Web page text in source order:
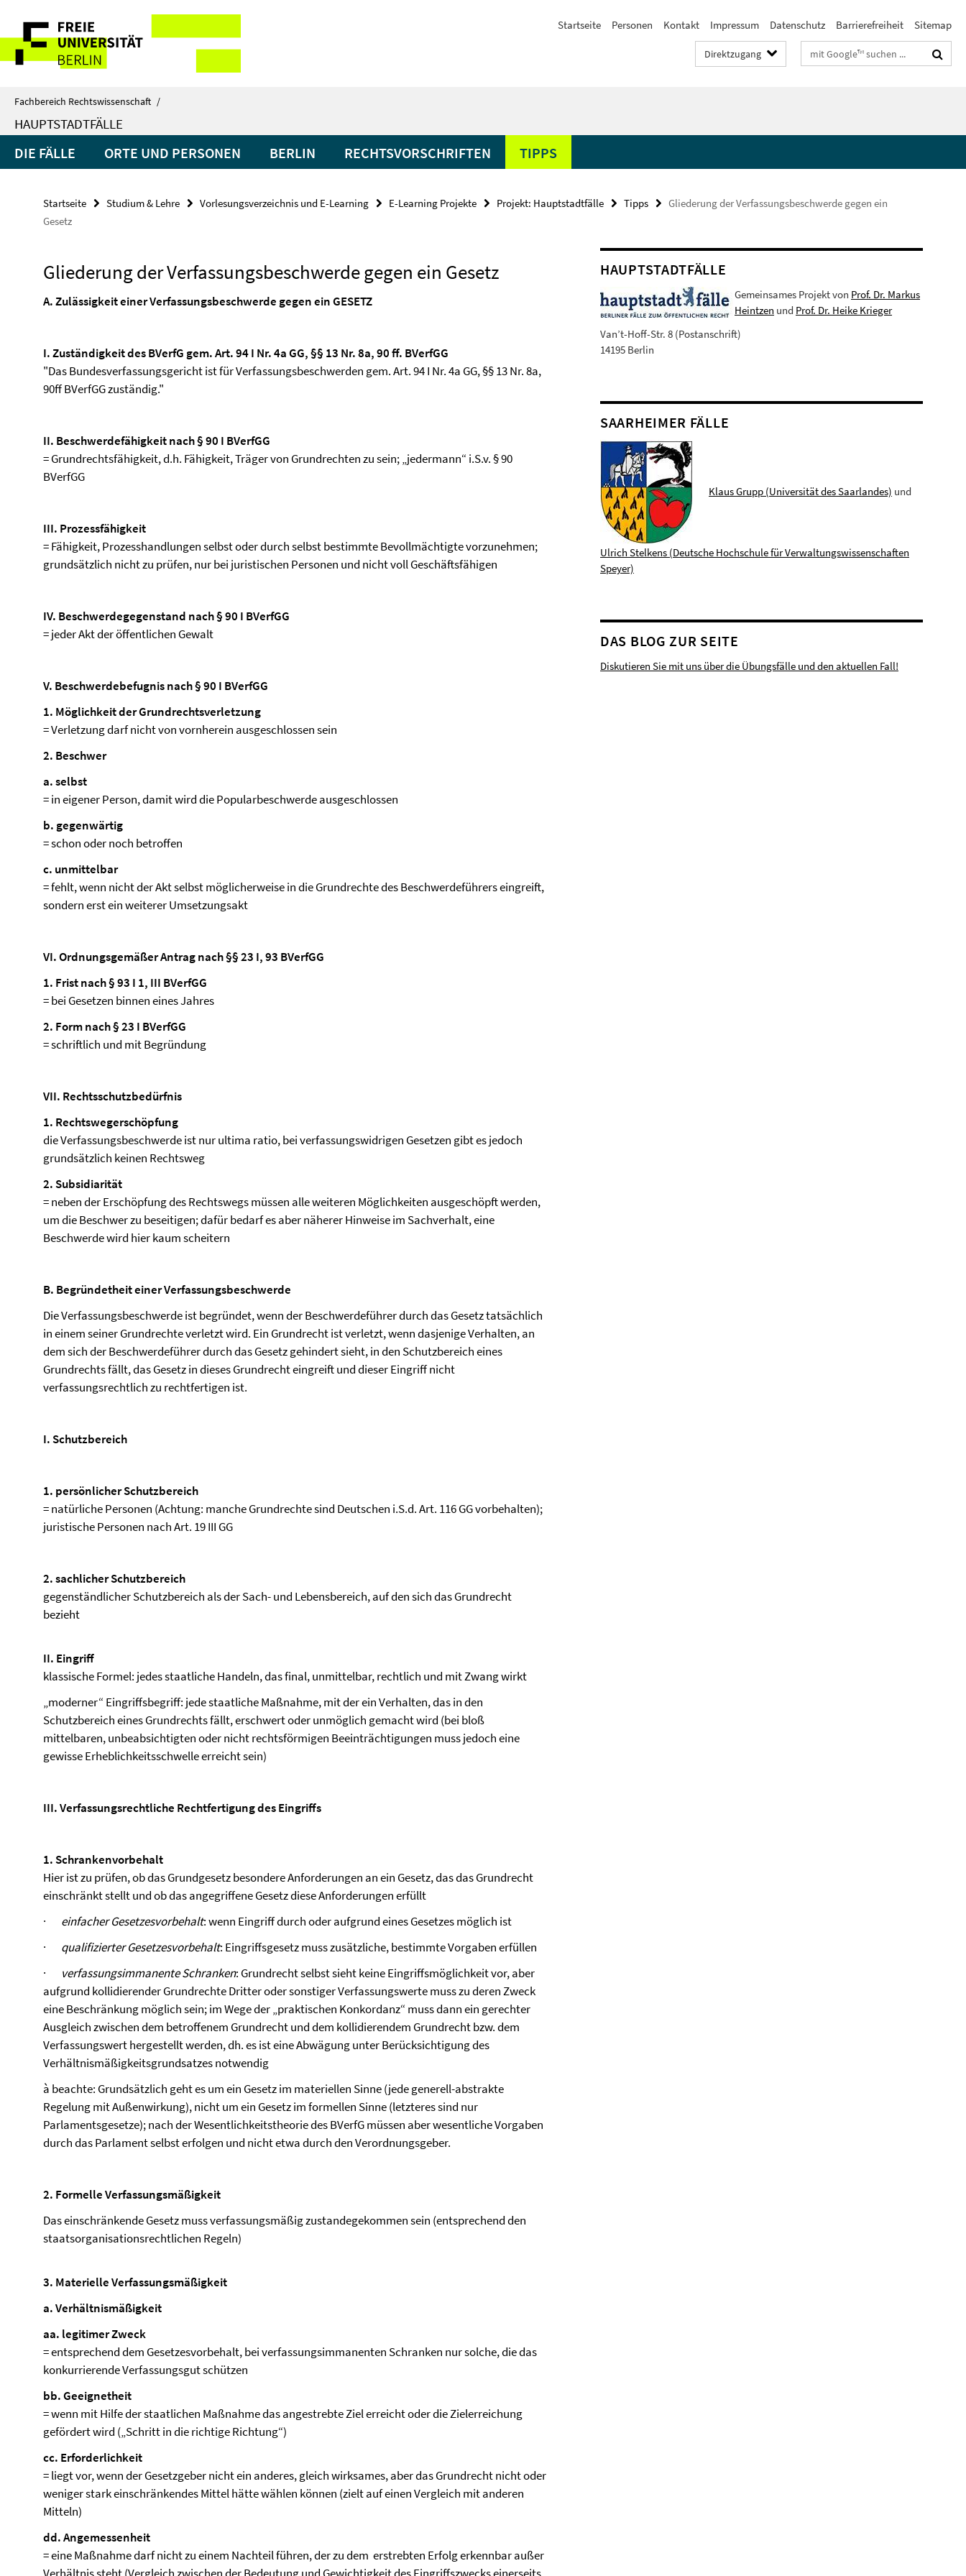
direkt
Inhalt
Service-
Navigation
Startseite Personen Kontakt Impressum Datenschutz Barrierefreiheit Sitemap
Direktzugang Suchbegriffe
Fachbereich Rechtswissenschaft /
HAUPTSTADTFÄLLE
DIE FÄLLE ORTE UND PERSONEN BERLIN RECHTSVORSCHRIFTEN TIPPS
Startseite Studium & Lehre Vorlesungsverzeichnis und E-Learning E-Learning Projekte Projekt: Hauptstadtfälle Tipps
Gliederung der Verfassungsbeschwerde gegen ein
Gesetz
Gliederung der Verfassungsbeschwerde gegen ein Gesetz
A. Zulässigkeit einer Verfassungsbeschwerde gegen ein GESETZ
I. Zuständigkeit des BVerfG gem. Art. 94 I Nr. 4a GG, §§ 13 Nr. 8a, 90 ff. BVerfGG
"Das Bundesverfassungsgericht ist für Verfassungsbeschwerden gem. Art. 94 I Nr. 4a GG, §§ 13 Nr. 8a,
90ff BVerfGG zuständig."
II. Beschwerdefähigkeit nach § 90 I BVerfGG
= Grundrechtsfähigkeit, d.h. Fähigkeit, Träger von Grundrechten zu sein; „jedermann“ i.S.v. § 90
BVerfGG
III. Prozessfähigkeit
= Fähigkeit, Prozesshandlungen selbst oder durch selbst bestimmte Bevollmächtigte vorzunehmen;
grundsätzlich nicht zu prüfen, nur bei juristischen Personen und nicht voll Geschäftsfähigen
IV. Beschwerdegegenstand nach § 90 I BVerfGG
= jeder Akt der öffentlichen Gewalt
V. Beschwerdebefugnis nach § 90 I BVerfGG
1. Möglichkeit der Grundrechtsverletzung
= Verletzung darf nicht von vornherein ausgeschlossen sein
2. Beschwer
a. selbst
= in eigener Person, damit wird die Popularbeschwerde ausgeschlossen
b. gegenwärtig
= schon oder noch betroffen
c. unmittelbar
= fehlt, wenn nicht der Akt selbst möglicherweise in die Grundrechte des Beschwerdeführers eingreift,
sondern erst ein weiterer Umsetzungsakt
VI. Ordnungsgemäßer Antrag nach §§ 23 I, 93 BVerfGG
1. Frist nach § 93 I 1, III BVerfGG
= bei Gesetzen binnen eines Jahres
2. Form nach § 23 I BVerfGG
= schriftlich und mit Begründung
VII. Rechtsschutzbedürfnis
1. Rechtswegerschöpfung
die Verfassungsbeschwerde ist nur ultima ratio, bei verfassungswidrigen Gesetzen gibt es jedoch
grundsätzlich keinen Rechtsweg
2. Subsidiarität
= neben der Erschöpfung des Rechtswegs müssen alle weiteren Möglichkeiten ausgeschöpft werden,
um die Beschwer zu beseitigen; dafür bedarf es aber näherer Hinweise im Sachverhalt, eine
Beschwerde wird hier kaum scheitern
B. Begründetheit einer Verfassungsbeschwerde
Die Verfassungsbeschwerde ist begründet, wenn der Beschwerdeführer durch das Gesetz tatsächlich
in einem seiner Grundrechte verletzt wird. Ein Grundrecht ist verletzt, wenn dasjenige Verhalten, an
dem sich der Beschwerdeführer durch das Gesetz gehindert sieht, in den Schutzbereich eines
Grundrechts fällt, das Gesetz in dieses Grundrecht eingreift und dieser Eingriff nicht
verfassungsrechtlich zu rechtfertigen ist.
I. Schutzbereich
1. persönlicher Schutzbereich
= natürliche Personen (Achtung: manche Grundrechte sind Deutschen i.S.d. Art. 116 GG vorbehalten);
juristische Personen nach Art. 19 III GG
2. sachlicher Schutzbereich
gegenständlicher Schutzbereich als der Sach- und Lebensbereich, auf den sich das Grundrecht
bezieht
II. Eingriff
klassische Formel: jedes staatliche Handeln, das final, unmittelbar, rechtlich und mit Zwang wirkt
„moderner“ Eingriffsbegriff: jede staatliche Maßnahme, mit der ein Verhalten, das in den
Schutzbereich eines Grundrechts fällt, erschwert oder unmöglich gemacht wird (bei bloß
mittelbaren, unbeabsichtigten oder nicht rechtsförmigen Beeinträchtigungen muss jedoch eine
gewisse Erheblichkeitsschwelle erreicht sein)
III. Verfassungsrechtliche Rechtfertigung des Eingriffs
1. Schrankenvorbehalt
Hier ist zu prüfen, ob das Grundgesetz besondere Anforderungen an ein Gesetz, das das Grundrecht
einschränkt stellt und ob das angegriffene Gesetz diese Anforderungen erfüllt
·
einfacher Gesetzesvorbehalt: wenn Eingriff durch oder aufgrund eines Gesetzes möglich ist
·
qualifizierter Gesetzesvorbehalt: Eingriffsgesetz muss zusätzliche, bestimmte Vorgaben erfüllen
·
verfassungsimmanente Schranken: Grundrecht selbst sieht keine Eingriffsmöglichkeit vor, aber
aufgrund kollidierender Grundrechte Dritter oder sonstiger Verfassungswerte muss zu deren Zweck
eine Beschränkung möglich sein; im Wege der „praktischen Konkordanz“ muss dann ein gerechter
Ausgleich zwischen dem betroffenem Grundrecht und dem kollidierendem Grundrecht bzw. dem
Verfassungswert hergestellt werden, dh. es ist eine Abwägung unter Berücksichtigung des
Verhältnismäßigkeitsgrundsatzes notwendig
à beachte: Grundsätzlich geht es um ein Gesetz im materiellen Sinne (jede generell-abstrakte
Regelung mit Außenwirkung), nicht um ein Gesetz im formellen Sinne (letzteres sind nur
Parlamentsgesetze); nach der Wesentlichkeitstheorie des BVerfG müssen aber wesentliche Vorgaben
durch das Parlament selbst erfolgen und nicht etwa durch den Verordnungsgeber.
2. Formelle Verfassungsmäßigkeit
Das einschränkende Gesetz muss verfassungsmäßig zustandegekommen sein (entsprechend den
staatsorganisationsrechtlichen Regeln)
3. Materielle Verfassungsmäßigkeit
a. Verhältnismäßigkeit
aa. legitimer Zweck
= entsprechend dem Gesetzesvorbehalt, bei verfassungsimmanenten Schranken nur solche, die das
konkurrierende Verfassungsgut schützen
bb. Geeignetheit
= wenn mit Hilfe der staatlichen Maßnahme das angestrebte Ziel erreicht oder die Zielerreichung
gefördert wird („Schritt in die richtige Richtung“)
cc. Erforderlichkeit
= liegt vor, wenn der Gesetzgeber nicht ein anderes, gleich wirksames, aber das Grundrecht nicht oder
weniger stark einschränkendes Mittel hätte wählen können (zielt auf einen Vergleich mit anderen
Mitteln)
dd. Angemessenheit
= eine Maßnahme darf nicht zu einem Nachteil führen, der zu dem erstrebten Erfolg erkennbar außer
HAUPTSTADTFÄLLE
Gemeinsames Projekt von Prof. Dr. Markus
Heintzen und Prof. Dr. Heike Krieger
Van’t-Hoff-Str. 8 (Postanschrift)
14195 Berlin
SAARHEIMER FÄLLE
Klaus Grupp (Universität des Saarlandes) und
Ulrich Stelkens (Deutsche Hochschule für Verwaltungswissenschaften
Speyer)
DAS BLOG ZUR SEITE
Diskutieren Sie mit uns über die Übungsfälle und den aktuellen Fall!